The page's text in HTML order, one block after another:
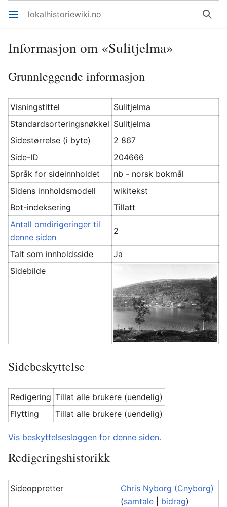
Åpne hovedmenyen lokalhistoriewiki.no Søk
Informasjon om «Sulitjelma»
Grunnleggende informasjon
Visningstittel
Sulitjelma
Standardsorteringsnøkkel Sulitjelma
Sidestørrelse (i byte)
2 867
Side-ID
204666
Språk for sideinnholdet
nb - norsk bokmål
Sidens innholdsmodell
wikitekst
Bot-indeksering
Tillatt
Antall omdirigeringer til
denne siden
2
Talt som innholdsside
Ja
Sidebilde
Sidebeskyttelse
Redigering Tillat alle brukere (uendelig)
Flytting
Tillat alle brukere (uendelig)
Vis beskyttelsesloggen for denne siden.
Redigeringshistorikk
Sideoppretter
Chris Nyborg (Cnyborg)
(samtale bidrag)